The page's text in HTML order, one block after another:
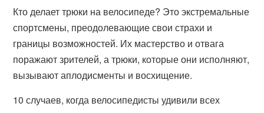
Кто делает трюки на велосипеде? Это экстремальные
спортсмены, преодолевающие свои страхи и
границы возможностей. Их мастерство и отвага
поражают зрителей, а трюки, которые они исполняют,
вызывают аплодисменты и восхищение.
10 случаев, когда велосипедисты удивили всех